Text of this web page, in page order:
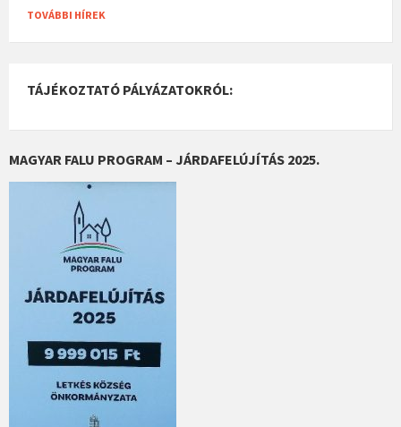
TOVÁBBI HÍREK
TÁJÉKOZTATÓ PÁLYÁZATOKRÓL:
MAGYAR FALU PROGRAM – JÁRDAFELÚJÍTÁS 2025.